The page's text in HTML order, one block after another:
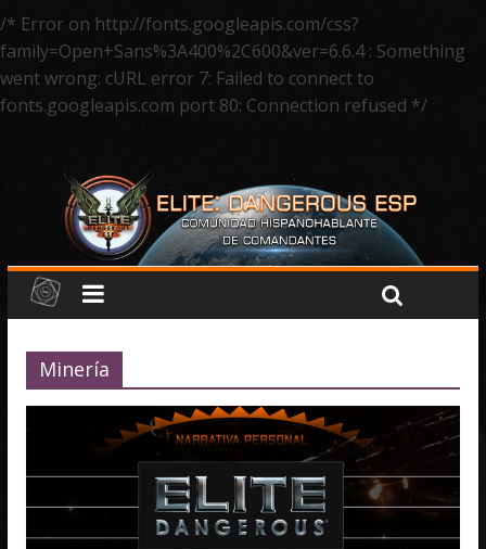
/* Error on http://fonts.googleapis.com/css?
family=Open+Sans%3A400%2C600&ver=6.6.4 : Something
went wrong: cURL error 7: Failed to connect to
fonts.googleapis.com port 80: Connection refused */
Minería